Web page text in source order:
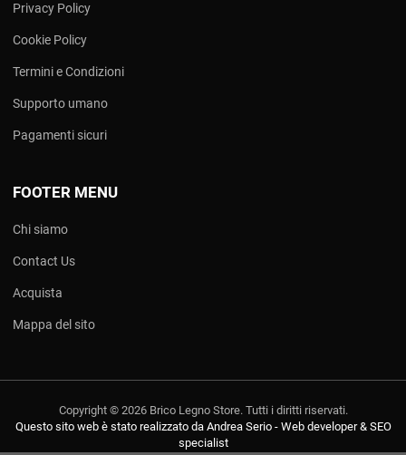
Privacy Policy
Cookie Policy
Termini e Condizioni
Supporto umano
Pagamenti sicuri
FOOTER MENU
Chi siamo
Contact Us
Acquista
Mappa del sito
Copyright © 2026 Brico Legno Store. Tutti i diritti riservati.
Questo sito web è stato realizzato da Andrea Serio - Web developer & SEO
specialist